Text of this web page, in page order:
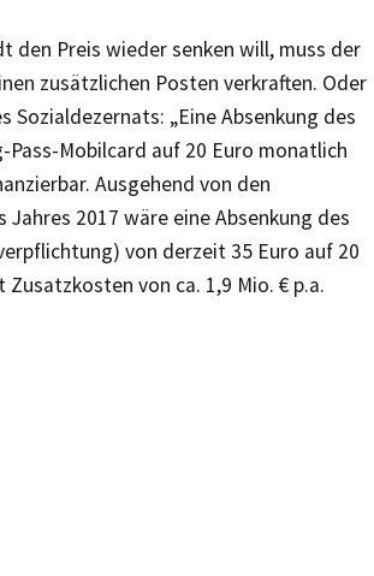
den Preis wieder senken will, muss der
zusätzlichen Posten verkraften. Oder
Sozialdezernats: „Eine Absenkung des
Pass-Mobilcard auf 20 Euro monatlich
Ausgehend von den
Jahres 2017 wäre eine Absenkung des
von derzeit 35 Euro auf 20
von ca. 1,9 Mio. € p.a.